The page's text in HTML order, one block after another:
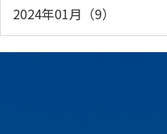
2024年01月（9）